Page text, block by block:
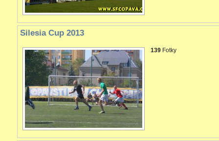
Silesia Cup 2013
139 Fotky